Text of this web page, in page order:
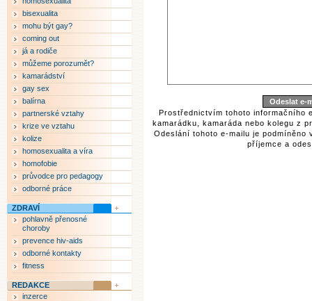
Prostřednictvím tohoto informačního
kamarádku, kamaráda nebo kolegu z
Odeslání tohoto e-mailu je podmíněno
příjemce a
bisexualita
mohu být gay?
coming out
já a rodiče
můžeme porozumět?
kamarádství
gay sex
balírna
partnerské vztahy
krize ve vztahu
kolize
homosexualita a víra
homofobie
průvodce pro pedagogy
odborné práce
ZDRAVÍ
pohlavně přenosné
choroby
prevence hiv-aids
odborné kontakty
fitness
REDAKCE
inzerce